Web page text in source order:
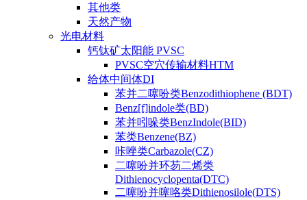
其他类
天然产物
光电材料
钙钛矿太阳能 PVSC
PVSC空穴传输材料HTM
给体中间体DI
苯并二噻吩类Benzodithiophene (BDT)
Benz[f]indole类(BD)
苯并吲哚类BenzIndole(BID)
苯类Benzene(BZ)
咔唑类Carbazole(CZ)
二噻吩并环芴二烯类
Dithienocyclopenta(DTC)
二噻吩并噻咯类Dithienosilole(DTS)